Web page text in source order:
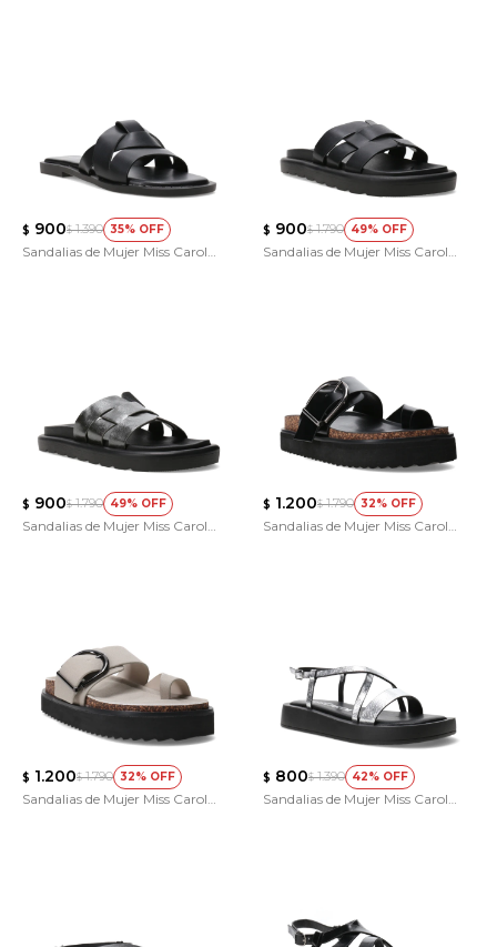
$ 900$ 1.390 35
Sandalias de Mujer Miss Carol
$ 900$ 1.790 49
Sandalias de Mujer Miss Carol
$ 900$ 1.790 49
Sandalias de Mujer Miss Carol
$ 1.200$ 1.790 32
Sandalias de Mujer Miss Carol
$ 1.200$ 1.790 32
Sandalias de Mujer Miss Carol
$ 800$ 1.390 42
Sandalias de Mujer Miss Carol